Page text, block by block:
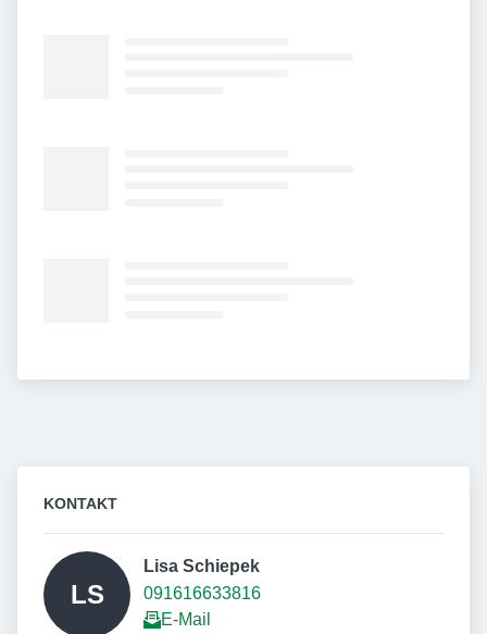
KONTAKT
LS
Lisa Schiepek
091616633816
E-Mail